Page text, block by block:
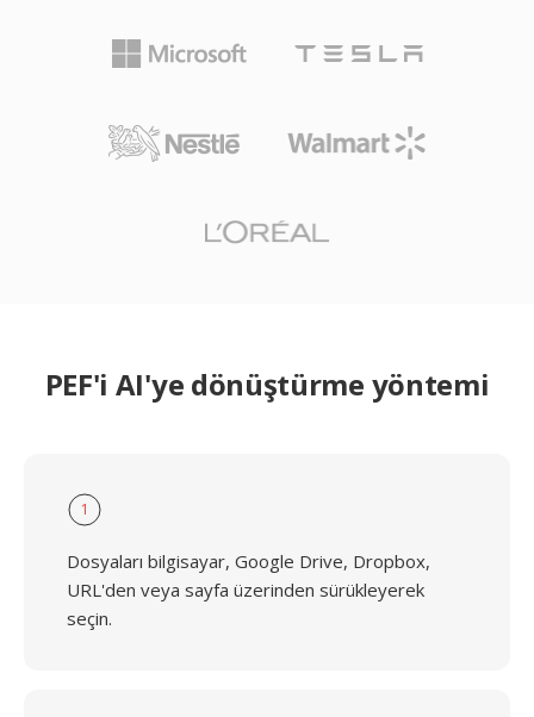
PEF'i AI'ye dönüştürme yöntemi
1
Dosyaları bilgisayar, Google Drive, Dropbox,
URL'den veya sayfa üzerinden sürükleyerek
seçin.